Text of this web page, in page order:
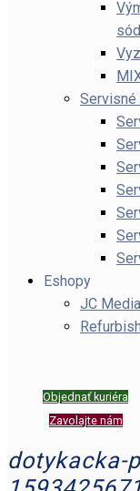
Eshopy
JC
Objednať kuriéra
Zavolajte nám
dotykacka-